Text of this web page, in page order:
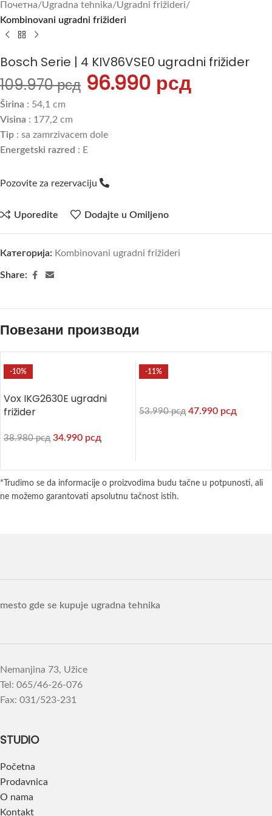
Почетна Ugradna tehnika Ugradni frižideri
Kombinovani ugradni frižideri
Bosch Serie | 4 KIV86VSE0 ugradni frižider
109.970рсд 96.990 рсд
Širina : 54,1 cm
Visina : 177,2 cm
Tip : sa zamrzivacem dole
Energetski razred : E
Pozovite za rezervaciju
Uporedite Dodajte u Omiljeno
Категорија: Kombinovani ugradni frižideri
Share:
Повезани производи
-10%
Vox IKG2630E ugradni
frižider
38.980рсд 34.990 рсд
-11%
53.990рсд 47.990 рсд
*Trudimo se da informacije o proizvodima budu tačne u potpunosti, ali
ne možemo garantovati apsolutnu tačnost istih.
mesto gde se kupuje ugradna tehnika
Nemanjina 73, Užice
Tel: 065/46-26-076
Fax: 031/523-231
STUDIO
Početna
Prodavnica
O nama
Kontakt